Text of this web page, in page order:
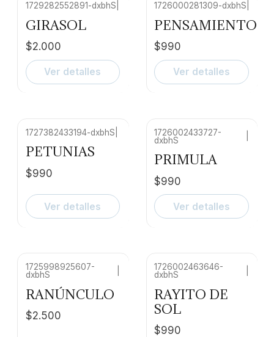
1729282552891-dxbhS
GIRASOL
$2.000
Ver detalles
1726000281309-dxbhS
PENSAMIENTO
$990
Ver detalles
1727382433194-dxbhS
PETUNIAS
$990
Ver detalles
No disponible
1726002433727-
dxbhS
PRIMULA
$990
Ver detalles
No disponible
1725998925607-
dxbhS
RANÚNCULO
$2.500
1726002463646-
dxbhS
RAYITO DE
SOL
$990